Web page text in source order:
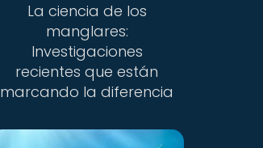
La ciencia de los
manglares:
Investigaciones
recientes que están
marcando la diferencia